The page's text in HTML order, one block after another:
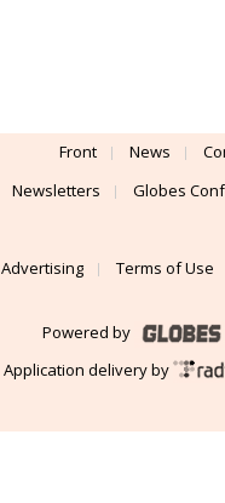
Front News
Newsletters
Globes
Advertising
Terms of Use
Powered by
Application delivery by